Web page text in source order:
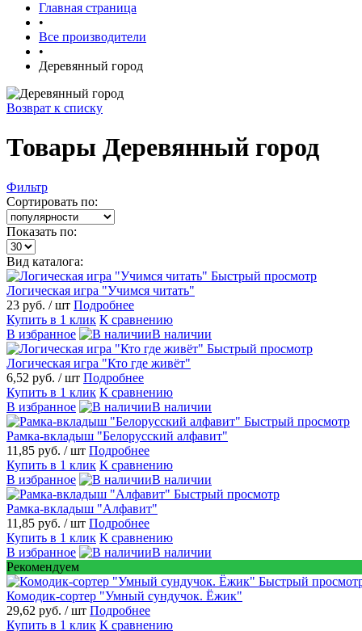
Главная страница
•
Все производители
•
Деревянный город
Возврат к списку
Товары Деревянный город
Фильтр
Сортировать по:
Показать по:
Вид каталога:
Быстрый просмотр
Логическая игра "Учимся читать"
23 руб. / шт Подробнее
Купить в 1 клик К сравнению
В избранное
В наличии
Быстрый просмотр
Логическая игра "Кто где живёт"
6,52 руб. / шт Подробнее
Купить в 1 клик К сравнению
В избранное
В наличии
Быстрый просмотр
Рамка-вкладыш "Белорусский алфавит"
11,85 руб. / шт Подробнее
Купить в 1 клик К сравнению
В избранное
В наличии
Быстрый просмотр
Рамка-вкладыш "Алфавит"
11,85 руб. / шт Подробнее
Купить в 1 клик К сравнению
В избранное
В наличии
Рекомендуем
Быстрый
Комодик-сортер "Умный сундучок. Ёжик"
29,62 руб. / шт Подробнее
Купить в 1 клик К сравнению